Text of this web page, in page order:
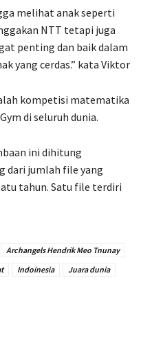
melihat anak seperti
NTT tetapi juga
penting dan baik dalam
yang cerdas.” kata Viktor
kompetisi matematika
di seluruh dunia.
ini dihitung
dari jumlah file yang
tahun. Satu file terdiri
Archangels Hendrik Meo Tnunay
Indoinesia
Juara dunia